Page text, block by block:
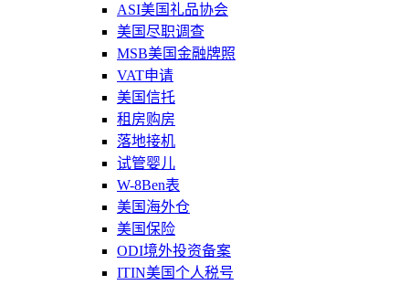
ASI美国礼品协会
美国尽职调查
MSB美国金融牌照
VAT申请
美国信托
租房购房
落地接机
试管婴儿
W-8Ben表
美国海外仓
美国保险
ODI境外投资备案
ITIN美国个人税号